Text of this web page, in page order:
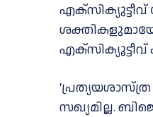
ശക്തികളുമായോ
എക്സിക്യൂട്ടീവ്
സഖ്യമില്ല.